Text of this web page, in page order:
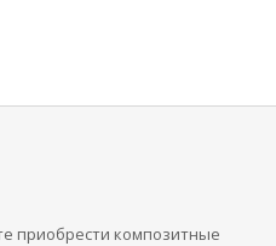
приобрести композитные